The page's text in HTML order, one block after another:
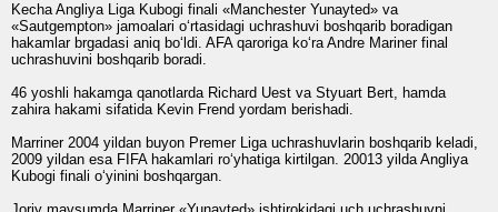
Kecha Angliya Liga Kubogi finali «Manchester Yunayted» va
«Sautgempton» jamoalari o‘rtasidagi uchrashuvi boshqarib boradigan
hakamlar brgadasi aniq bo‘ldi. AFA qaroriga ko‘ra Andre Mariner final
uchrashuvini boshqarib boradi.
46 yoshli hakamga qanotlarda Richard Uest va Styuart Bert, hamda
zahira hakami sifatida Kevin Frend yordam berishadi.
Marriner 2004 yildan buyon Premer Liga uchrashuvlarin boshqarib keladi,
2009 yildan esa FIFA hakamlari ro‘yhatiga kirtilgan. 20013 yilda Angliya
Kubogi finali o‘yinini boshqargan.